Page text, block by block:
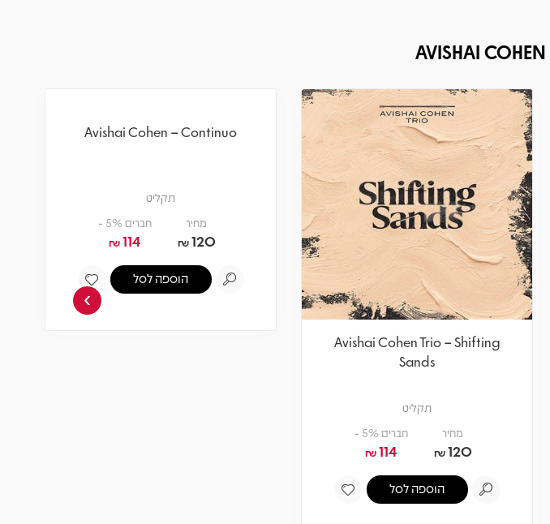
Avishai Cohen Trio – Shifting
Sands
תקליט
מחיר
120
₪
חברים 5% -
114
₪
הוספה לסל
›